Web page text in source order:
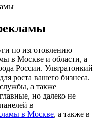
по изготовлению
в Москве и области, а
России. Ультратонкий
роста вашего бизнеса.
а также
но далеко не
в
в Москве, а также в